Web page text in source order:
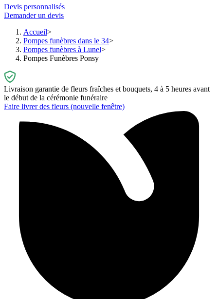
Devis personnalisés
Demander un devis
Accueil
Pompes funèbres dans le 34
Pompes funèbres à Lunel
Pompes Funèbres Ponsy
Livraison garantie de fleurs fraîches et bouquets, 4 à 5 heures avant
le début de la cérémonie funéraire
Faire livrer des fleurs (nouvelle fenêtre)